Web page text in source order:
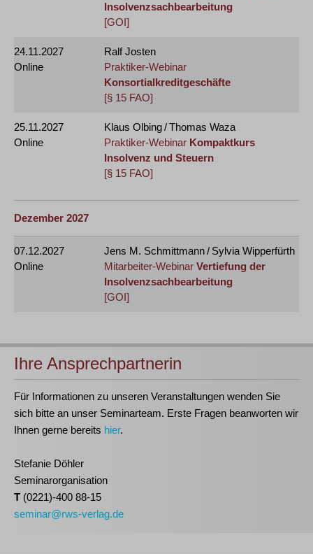
Insolvenzsachbearbeitung
[GOI]
24.11.2027
Online
Ralf Josten
Praktiker-Webinar
Konsortialkreditgeschäfte
[§ 15 FAO]
25.11.2027
Online
Klaus Olbing / Thomas Waza
Praktiker-Webinar Kompaktkurs
Insolvenz und Steuern
[§ 15 FAO]
Dezember 2027
07.12.2027
Online
Jens M. Schmittmann / Sylvia Wipperfürth
Mitarbeiter-Webinar Vertiefung der
Insolvenzsachbearbeitung
[GOI]
Ihre Ansprechpartnerin
Für Informationen zu unseren Veranstaltungen wenden Sie
sich bitte an unser Seminarteam. Erste Fragen beanworten wir
Ihnen gerne bereits hier.
Stefanie Döhler
Seminarorganisation
T (0221)-400 88-15
seminar@rws-verlag.de